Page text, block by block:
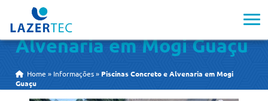
Piscinas Concreto e
Alvenaria em Mogi Guaçu
Home » Informações » Piscinas Concreto e Alvenaria em Mogi
Guaçu